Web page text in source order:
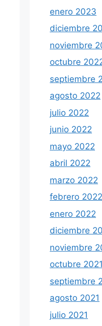
enero 2023
diciembre
noviembre
octubre
septiembre
agosto 2022
julio 2022
junio 2022
mayo 2022
abril 2022
marzo 2022
febrero 2022
enero 2022
diciembre
noviembre
octubre 2021
septiembre
agosto 2021
julio 2021